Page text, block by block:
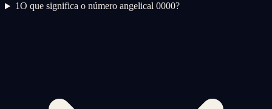
1O que significa o número angelical 0000?